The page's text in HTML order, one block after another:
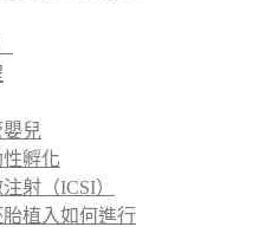
兒
孵化
射（ICSI）
植入如何進行